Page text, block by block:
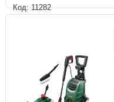
Код: 11282